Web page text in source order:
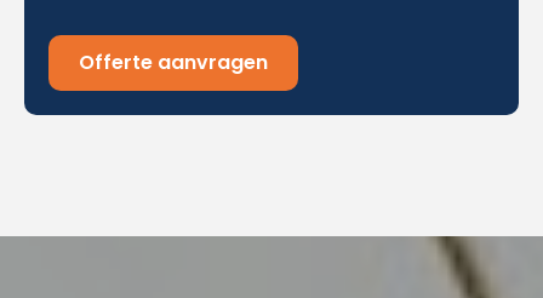
Offerte aanvragen